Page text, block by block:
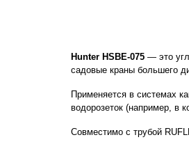
Hunter HSBE-075 — это
садовые краны большего
Применяется в системах
водорозеток (например, в
Совместимо с трубой